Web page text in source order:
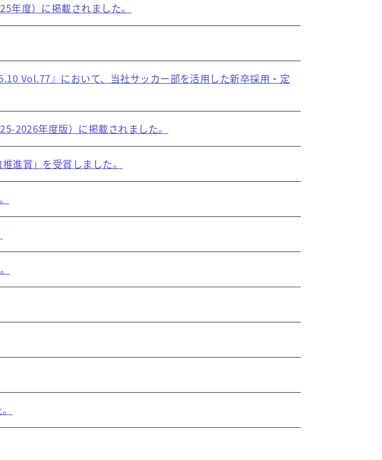
年度）に掲載されました。
Vol.77』において、当社サッカー部を活用した新卒採用・定
2026年度版）に掲載されました。
進賞」を受賞しました。